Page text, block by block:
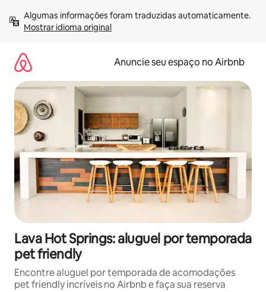
para
Mostrar idioma original
Anuncie seu espaço no Airbnb
Lava Hot Springs: aluguel por temporada
pet friendly
Encontre aluguel por temporada de acomodações
pet friendly incríveis no Airbnb e faça sua reserva